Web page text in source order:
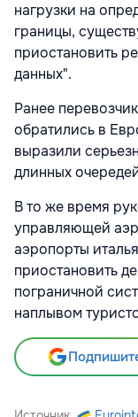
нагрузки на
границы,
приостановить
данных".
Ранее
обратились в
выразили
длинных
В то же время
управляющей
аэропорты
приостановить
пограничной
наплывом